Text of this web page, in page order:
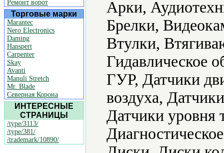
Ремонт ворот
Торговые марки
Marantec
Nero Electronics
Daming
Hanspert
Carpenter
Skay
Avanti
Manuli Stretch
Mr. Blade
Северная Корона
ИНТЕРЕСНЫЕ
СТРАНИЦЫ
/type/3113/
/type/381/
/trademark/10890/
Арки,
Брелки,
Втулки,
Гидавлическое
ГУР, Датчики
воздуха,
Датчики уровня